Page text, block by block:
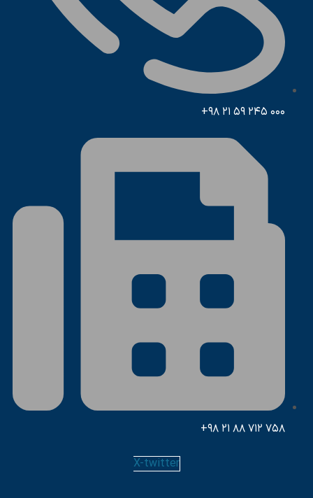
000 245 59 21 98+
758 712 88 21 98+
X-twitter